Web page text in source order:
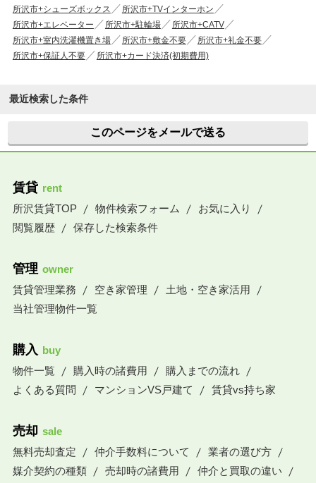
所沢市+シューズボックス
所沢市+TVインターホン
所沢市+エレベーター
所沢市+駐輪場
所沢市+CATV
所沢市+室内洗濯機置き場
所沢市+敷金不要
所沢市+礼金不要
所沢市+保証人不要
所沢市+カード決済(初期費用)
最近検索した条件
このページをメールで送る
賃貸 rent
所沢賃貸TOP
物件検索フォーム
お気に入り
閲覧履歴
保存した検索条件
管理 owner
賃貸管理業務
空き家管理
土地・空き家活用
当社管理物件一覧
購入 buy
物件一覧
購入時の諸費用
購入までの流れ
よくある質問
マンションVS戸建て 賃貸vs持ち家
売却 sale
無料売却査定
仲介手数料について
業者の選び方
媒介契約の種類
売却時の諸費用
仲介と買取の違い